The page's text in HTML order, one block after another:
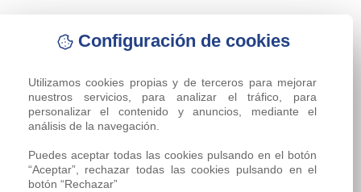
Configuración de cookies
Utilizamos cookies propias y de terceros para mejorar
nuestros servicios, para analizar el tráfico, para
personalizar el contenido y anuncios, mediante el
análisis de la navegación.
Puedes aceptar todas las cookies pulsando en el botón
“Aceptar”, rechazar todas las cookies pulsando en el
botón “Rechazar”